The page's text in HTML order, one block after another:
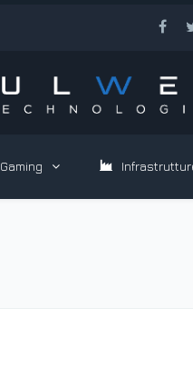
Gaming